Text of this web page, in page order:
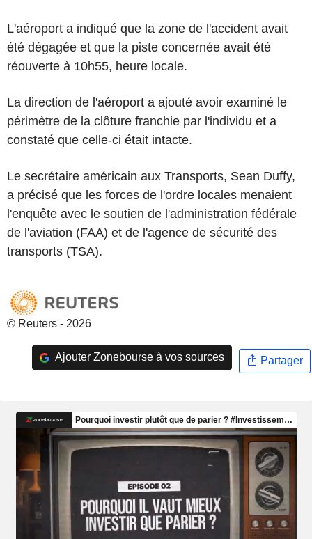
L'aéroport a indiqué que la zone de l'accident avait
été dégagée et que la piste concernée avait été
réouverte à 10h55, heure locale.
La direction de l'aéroport a ajouté avoir examiné le
périmètre de la clôture franchie par l'individu et a
constaté que celle-ci était intacte.
Le secrétaire américain aux Transports, Sean Duffy,
a précisé que les forces de l'ordre locales menaient
l'enquête avec le soutien de l'administration fédérale
de l'aviation (FAA) et de l'agence de sécurité des
transports (TSA).
© Reuters - 2026
Ajouter Zonebourse à vos sources Partager